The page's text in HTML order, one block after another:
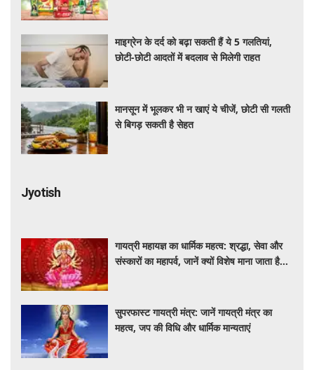
माइग्रेन के दर्द को बढ़ा सकती हैं ये 5 गलतियां,
छोटी-छोटी आदतों में बदलाव से मिलेगी राहत
मानसून में भूलकर भी न खाएं ये चीजें, छोटी सी गलती
से बिगड़ सकती है सेहत
Jyotish
गायत्री महायज्ञ का धार्मिक महत्व: श्रद्धा, सेवा और
संस्कारों का महापर्व, जानें क्यों विशेष माना जाता है
सुपरफास्ट गायत्री मंत्र: जानें गायत्री मंत्र का
महत्व, जप की विधि और धार्मिक मान्यताएं